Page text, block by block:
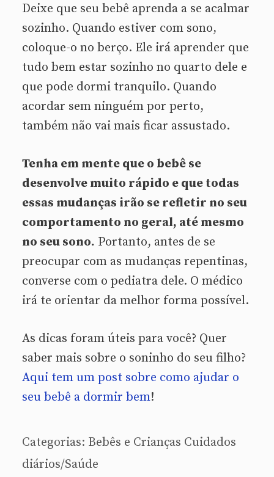
Deixe que seu bebê aprenda a se acalmar
sozinho. Quando estiver com sono,
coloque-o no berço. Ele irá aprender que
tudo bem estar sozinho no quarto dele e
que pode dormi tranquilo. Quando
acordar sem ninguém por perto,
também não vai mais ficar assustado.
Tenha em mente que o bebê se
desenvolve muito rápido e que todas
essas mudanças irão se refletir no seu
comportamento no geral, até mesmo
no seu sono. Portanto, antes de se
preocupar com as mudanças repentinas,
converse com o pediatra dele. O médico
irá te orientar da melhor forma possível.
As dicas foram úteis para você? Quer
saber mais sobre o soninho do seu filho?
Aqui tem um post sobre como ajudar o
seu bebê a dormir bem!
Categorias: Bebês e Crianças Cuidados
diários/Saúde